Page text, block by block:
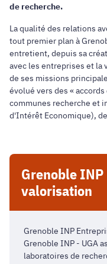
de recherche.
La qualité des relations
tout premier plan à
entretient, depuis sa
avec les entreprises et la
de ses missions
évolué vers des «
communes recherche et
d'Intérêt Economique),
Grenoble
valorisation
Grenoble INP
Grenoble INP - UGA
laboratoires de